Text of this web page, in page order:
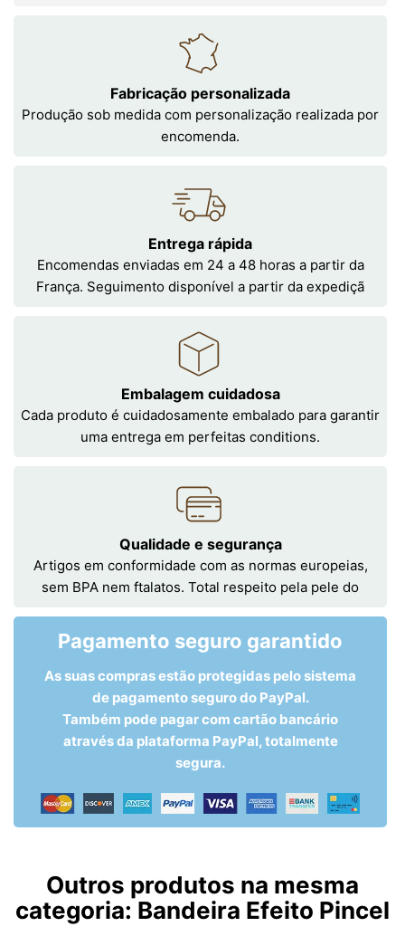
Fabricação personalizada
Produção sob medida com personalização realizada por
encomenda.
Entrega rápida
Encomendas enviadas em 24 a 48 horas a partir da
França. Seguimento disponível a partir da expediçã
Embalagem cuidadosa
Cada produto é cuidadosamente embalado para garantir
uma entrega em perfeitas conditions.
Qualidade e segurança
Artigos em conformidade com as normas europeias,
sem BPA nem ftalatos. Total respeito pela pele do
Pagamento seguro garantido
As suas compras estão protegidas pelo sistema
de pagamento seguro do PayPal.
Também pode pagar com cartão bancário
através da plataforma PayPal, totalmente
segura.
Outros produtos na mesma
categoria: Bandeira Efeito Pincel